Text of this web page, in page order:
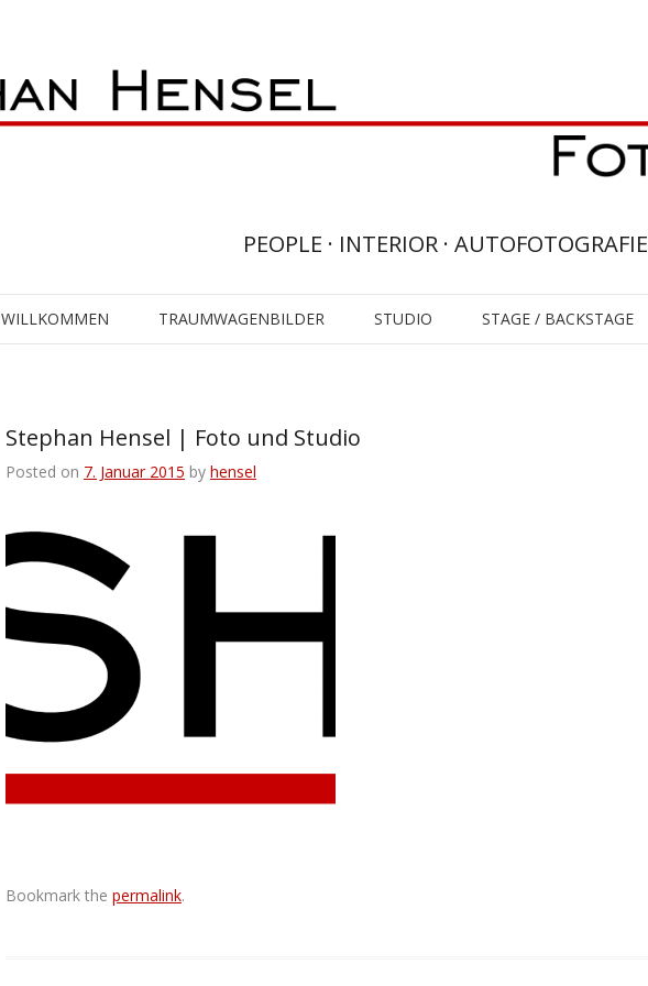
PEOPLE · INTERIOR · AUTOFOTOGRAFIE
WILLKOMMEN TRAUMWAGENBILDER STUDIO STAGE / BACKSTAGE
Stephan Hensel | Foto und Studio
Posted on 7. Januar 2015 by hensel
Bookmark the permalink.